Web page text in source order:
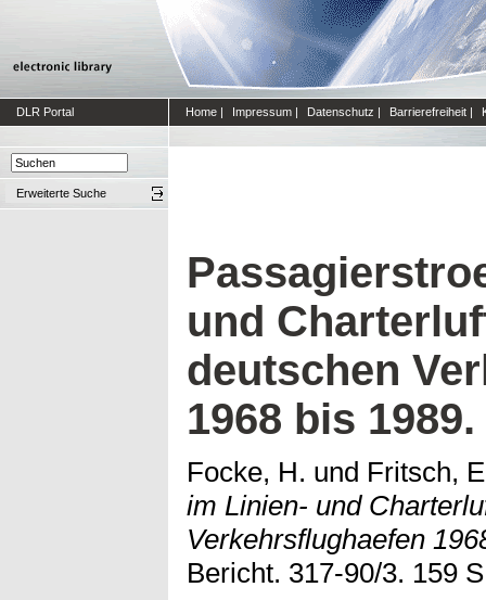
DLR Portal Home | Impressum | Datenschutz | Barrierefreiheit |
Erweiterte Suche
und
deutschen
1968 bis 1989.
Focke, H. und Fritsch,
im Linien- und
Verkehrsflughaefen
Bericht. 317-90/3. 159